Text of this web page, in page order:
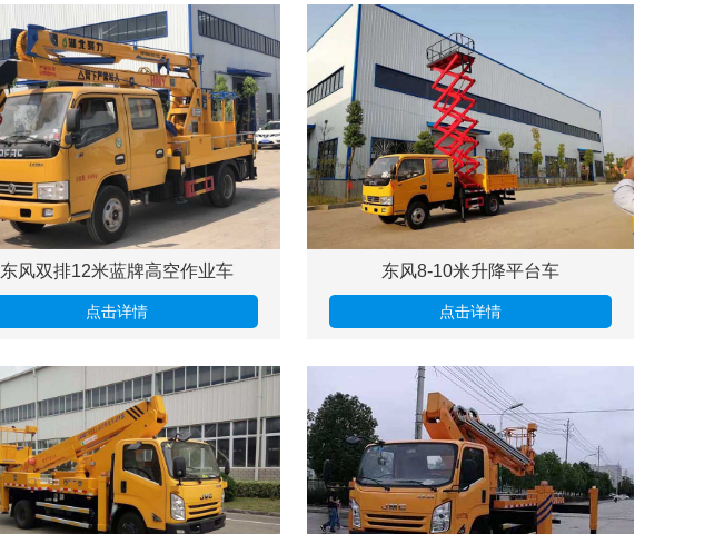
东风双排12米蓝牌高空作业车
点击详情
东风8-10米升降平台车
点击详情